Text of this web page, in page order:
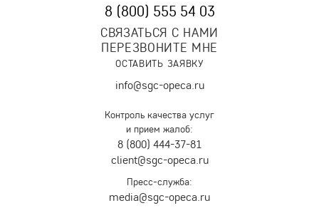
8 (800) 555 54 03
СВЯЗАТЬСЯ С НАМИ
ПЕРЕЗВОНИТЕ МНЕ
ОСТАВИТЬ ЗАЯВКУ
info@sgc-opeca.ru
Контроль качества услуг
и прием жалоб:
8 (800) 444-37-81
client@sgc-opeca.ru
Пресс-служба:
media@sgc-opeca.ru